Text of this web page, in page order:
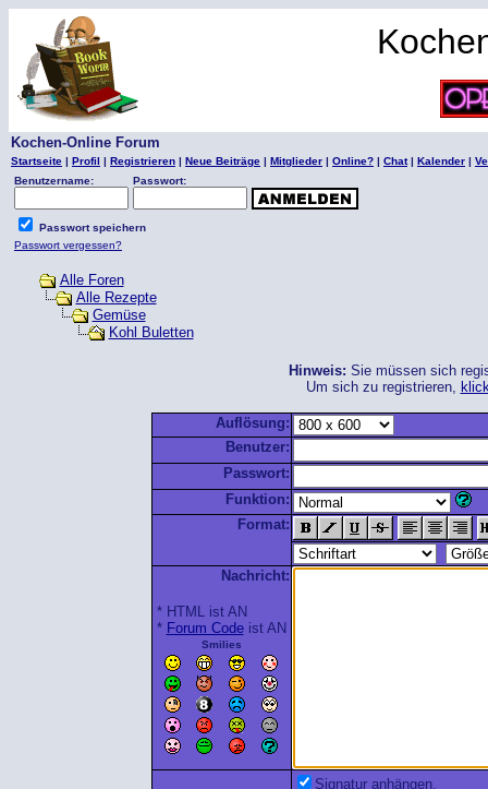
Kochen-Online Forum
Startseite | Profil | Registrieren | Neue Beiträge | Mitglieder | Online? | Chat| Kalender |
Benutzername:
Passwort:
Passwort speichern
Passwort vergessen?
Alle Foren
Alle Rezepte
Gemüse
Kohl Buletten
Hinweis: Sie müssen sich
Um sich zu registrieren,
Auflösung:
Benutzer:
Passwort:
Funktion:
Format:
Nachricht:
* HTML ist AN
* Forum Codeist AN
Smilies
Signatur anhängen.